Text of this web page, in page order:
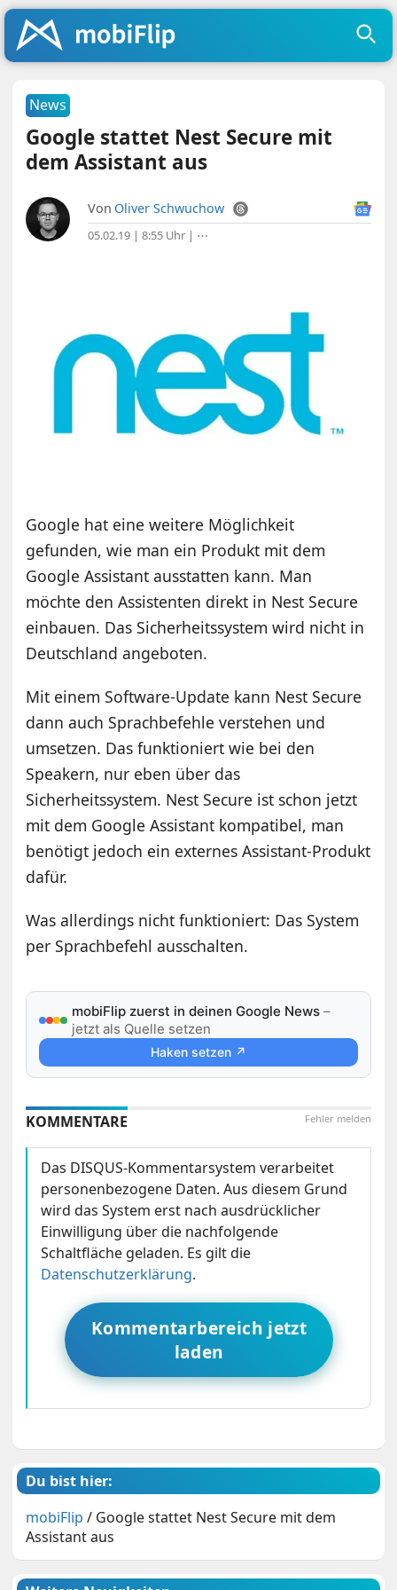
News
Google stattet Nest Secure mit
dem Assistant aus
Von Oliver Schwuchow
05.02.19 | 8:55 Uhr | ⋯
Google hat eine weitere Möglichkeit
gefunden, wie man ein Produkt mit dem
Google Assistant ausstatten kann. Man
möchte den Assistenten direkt in Nest Secure
einbauen. Das Sicherheitssystem wird nicht in
Deutschland angeboten.
Mit einem Software-Update kann Nest Secure
dann auch Sprachbefehle verstehen und
umsetzen. Das funktioniert wie bei den
Speakern, nur eben über das
Sicherheitssystem. Nest Secure ist schon jetzt
mit dem Google Assistant kompatibel, man
benötigt jedoch ein externes Assistant-Produkt
dafür.
Was allerdings nicht funktioniert: Das System
per Sprachbefehl ausschalten.
mobiFlip zuerst in deinen Google News –
jetzt als Quelle setzen
Haken setzen ↗
Fehler melden
KOMMENTARE
Das DISQUS-Kommentarsystem verarbeitet
personenbezogene Daten. Aus diesem Grund
wird das System erst nach ausdrücklicher
Einwilligung über die nachfolgende
Schaltfläche geladen. Es gilt die
Datenschutzerklärung.
Kommentarbereich jetzt
laden
Du bist hier:
mobiFlip / Google stattet Nest Secure mit dem
Assistant aus